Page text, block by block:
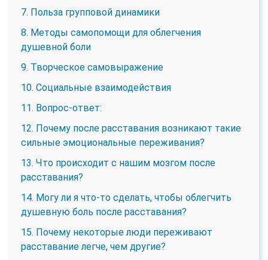
7. Польза групповой динамики
8. Методы самопомощи для облегчения
душевной боли
9. Творческое самовыражение
10. Социальные взаимодействия
11. Вопрос-ответ:
12. Почему после расставания возникают такие
сильные эмоциональные переживания?
13. Что происходит с нашим мозгом после
расставания?
14. Могу ли я что-то сделать, чтобы облегчить
душевную боль после расставания?
15. Почему некоторые люди переживают
расставание легче, чем другие?